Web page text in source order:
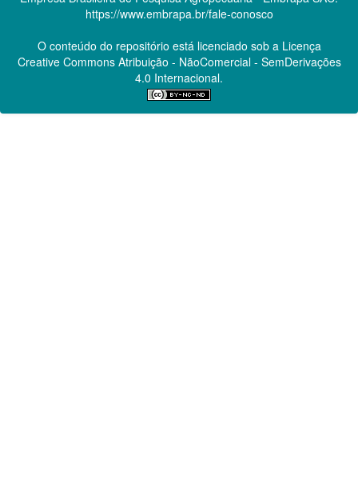
https://www.embrapa.br/fale-conosco
O conteúdo do repositório está licenciado sob a Licença
Creative CommonsAtribuição - NãoComercial - SemDerivações
4.0 Internacional.